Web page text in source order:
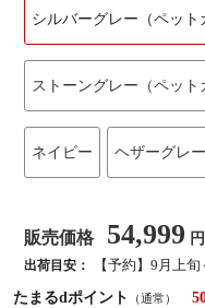
シルバーグレー（ペット
ストーングレー（ペット
ネイビー ヘザーグレー
販売価格 54,999 円
出荷目安：
【予約】9月上
たまるdポイント
（通常）